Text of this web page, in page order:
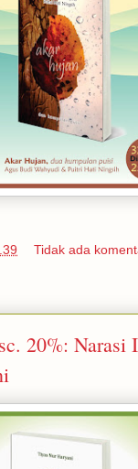
Tidak ada
20%: Narasi